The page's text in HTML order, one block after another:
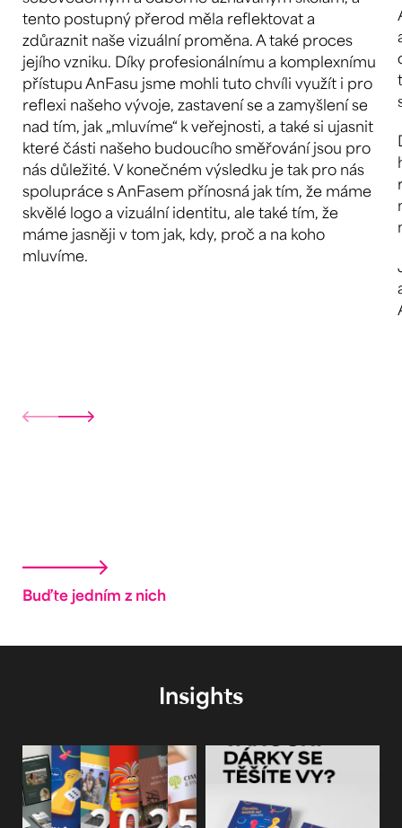
tento postupný přerod měla reflektovat a
zdůraznit naše vizuální proměna. A také proces
jejího vzniku. Díky profesionálnímu a komplexnímu
přístupu AnFasu jsme mohli tuto chvíli využít i pro
reflexi našeho vývoje, zastavení se a zamyšlení se
nad tím, jak „mluvíme“ k veřejnosti, a také si ujasnit
které části našeho budoucího směřování jsou pro
nás důležité. V konečném výsledku je tak pro nás
spolupráce s AnFasem přínosná jak tím, že máme
skvělé logo a vizuální identitu, ale také tím, že
máme jasněji v tom jak, kdy, proč a na koho
mluvíme.
Buďte jedním z nich
Insights